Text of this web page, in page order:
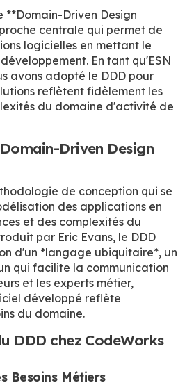
**Domain-Driven Design
centrale qui permet de
logicielles en mettant le
En tant qu'ESN
avons adopté le DDD pour
reflètent fidèlement les
du domaine d'activité de
Driven Design
de conception qui se
des applications en
et des complexités du
par Eric Evans, le DDD
d'un *langage ubiquitaire*, un
qui facilite la communication
et les experts métier,
développé reflète
du domaine.
DDD chez CodeWorks
Besoins Métiers